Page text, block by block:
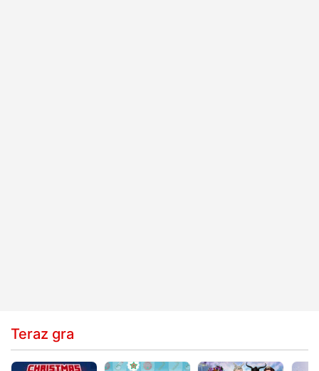
Teraz gra